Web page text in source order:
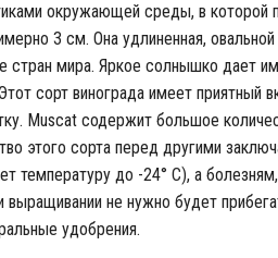
окружающей среды, в которой
3 см. Она удлиненная,
стран мира. Яркое солнышко дает им
сорт винограда имеет приятный
Muscat содержит большое
этого сорта перед другими
температуру до -24° С), а
выращивании не нужно будет
удобрения.